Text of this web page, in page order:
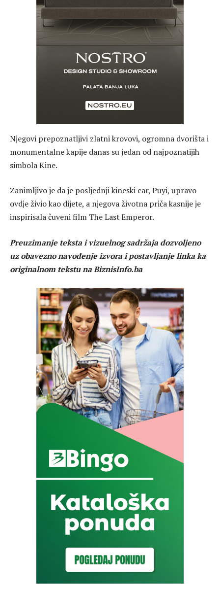
Njegovi prepoznatljivi zlatni krovovi, ogromna dvorišta i
monumentalne kapije danas su jedan od najpoznatijih
simbola Kine.
Zanimljivo je da je posljednji kineski car, Puyi, upravo
ovdje živio kao dijete, a njegova životna priča kasnije je
inspirisala čuveni film The Last Emperor.
Preuzimanje teksta i vizuelnog sadržaja dozvoljeno
uz obavezno navođenje izvora i postavljanje linka ka
originalnom tekstu na BiznisInfo.ba